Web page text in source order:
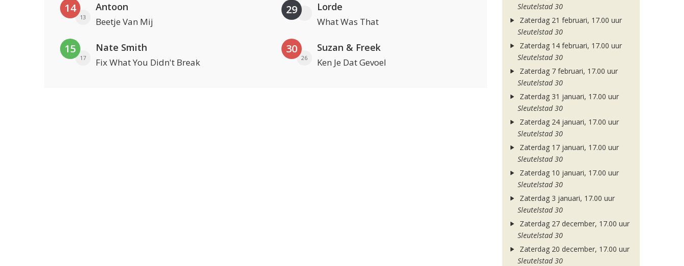
14
13
Antoon
Beetje Van Mij
15
17
Nate Smith
Fix What You Didn't Break
29 Lorde
What Was That
30
26
Suzan & Freek
Ken Je Dat Gevoel
Sleutelstad 30
Zaterdag 21 februari, 17.00 uur
Sleutelstad 30
Zaterdag 14 februari, 17.00 uur
Sleutelstad 30
Zaterdag 7 februari, 17.00 uur
Sleutelstad 30
Zaterdag 31 januari, 17.00 uur
Sleutelstad 30
Zaterdag 24 januari, 17.00 uur
Sleutelstad 30
Zaterdag 17 januari, 17.00 uur
Sleutelstad 30
Zaterdag 10 januari, 17.00 uur
Sleutelstad 30
Zaterdag 3 januari, 17.00 uur
Sleutelstad 30
Zaterdag 27 december, 17.00 uur
Sleutelstad 30
Zaterdag 20 december, 17.00 uur
Sleutelstad 30